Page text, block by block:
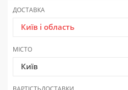
ДОСТАВКА
Київ і область
МІСТО
Київ